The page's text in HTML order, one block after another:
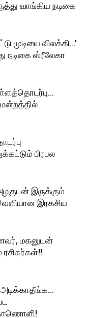
வாங்கிய நடிகை
முடியை விலக்கி…’
நடிகை ஸ்ரீலேகா
பிரபல
இருக்கும்
இரகசிய
மகனுடன்